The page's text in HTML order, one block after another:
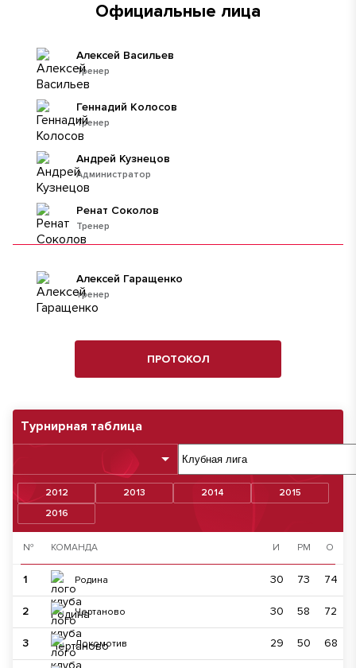
Турнирная таблица
2012 2013 2014
2015
2016
№ КОМАНДА И РМ О
1 Родина 30 73 74
2 Чертаново 30 58 72
3 Локомотив 29 50 68
Официальные лица
Тренер
Алексей Васильев
Тренер
Геннадий Колосов
Администратор
Андрей Кузнецов
Тренер
Ренат Соколов
тренер
Алексей Гаращенко
ПРОТОКОЛ